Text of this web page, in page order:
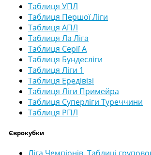
Таблиця УПЛ
Таблиця Першої Ліги
Таблиця АПЛ
Таблиця Ла Ліга
Таблиця Серії А
Таблиця Бундесліги
Таблиця Ліги 1
Таблиця Ередівізі
Таблиця Ліги Примейра
Таблиця Суперліги Туреччини
Таблиця РПЛ
Єврокубки